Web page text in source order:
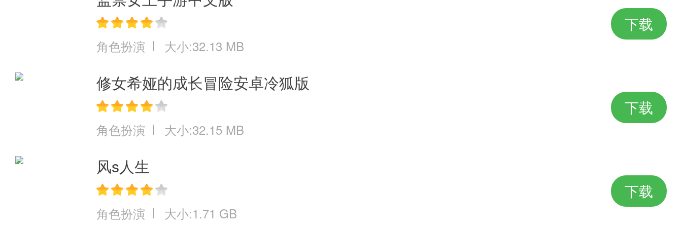
角色扮演 大小:32.13 MB
下载
修女希娅的成长冒险安卓冷狐版
角色扮演 大小:32.15 MB
下载
风s人生
角色扮演 大小:1.71 GB
下载